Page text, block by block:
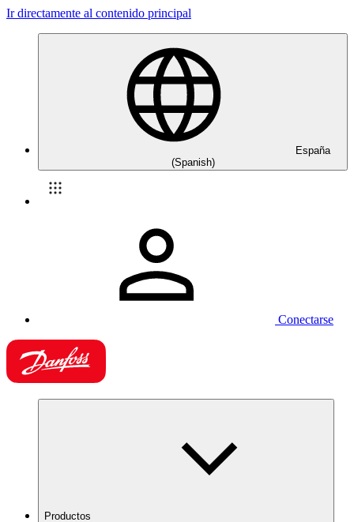
Ir directamente al contenido principal
España
(Spanish)
Conectarse
Productos